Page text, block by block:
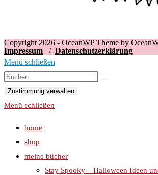
Copyright 2026 - OceanWP Theme by
Impressum / Datenschutzerklärung
Menü schließen
Zustimmung verwalten
Menü schließen
home
shop
meine bücher
Stay Spooky – Halloween Ideen